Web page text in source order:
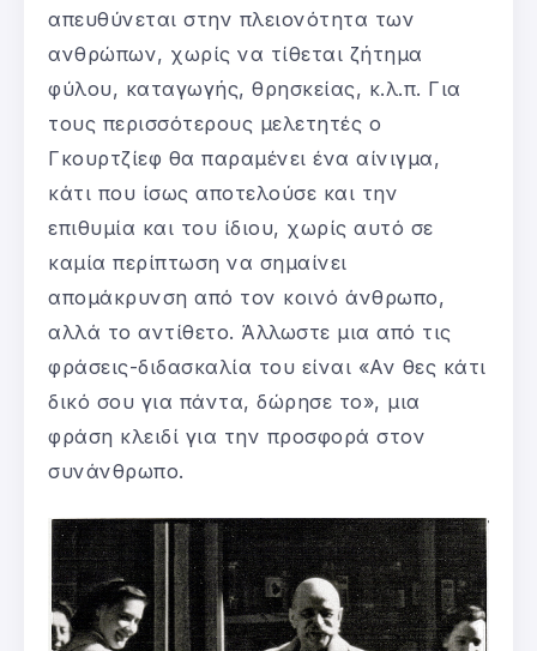
απευθύνεται στην πλειονότητα των
ανθρώπων, χωρίς να τίθεται ζήτημα
φύλου, καταγωγής, θρησκείας, κ.λ.π. Για
τους περισσότερους μελετητές ο
Γκουρτζίεφ θα παραμένει ένα αίνιγμα,
κάτι που ίσως αποτελούσε και την
επιθυμία και του ίδιου, χωρίς αυτό σε
καμία περίπτωση να σημαίνει
απομάκρυνση από τον κοινό άνθρωπο,
αλλά το αντίθετο. Άλλωστε μια από τις
φράσεις-διδασκαλία του είναι «Αν θες κάτι
δικό σου για πάντα, δώρησε το», μια
φράση κλειδί για την προσφορά στον
συνάνθρωπο.